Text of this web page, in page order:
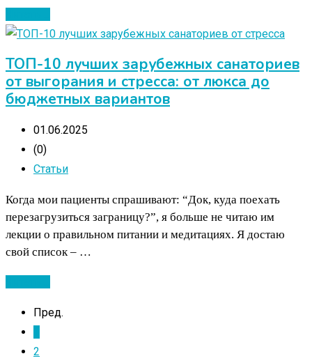
ТОП-10 лучших зарубежных санаториев
от выгорания и стресса: от люкса до
бюджетных вариантов
01.06.2025
(0)
Статьи
Когда мои пациенты спрашивают: “Док, куда поехать
перезагрузиться заграницу?”, я больше не читаю им
лекции о правильном питании и медитациях. Я достаю
свой список – …
Пред.
2